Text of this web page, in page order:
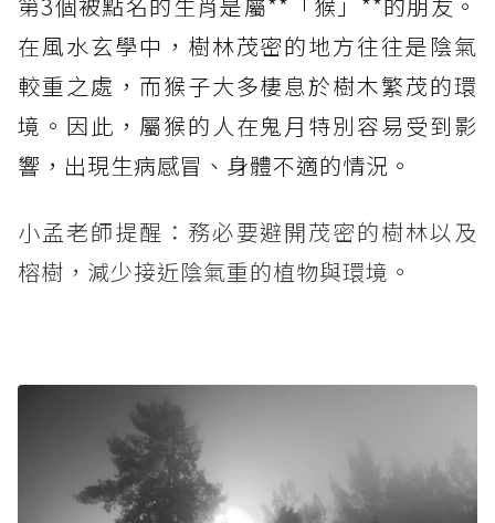
在風水玄學中，樹林茂密的地方往往是陰氣
較重之處，而猴子大多棲息於樹木繁茂的環
境。因此，屬猴的人在鬼月特別容易受到影
響，出現生病感冒、身體不適的情況。
小孟老師提醒：務必要避開茂密的樹林以及
榕樹，減少接近陰氣重的植物與環境。